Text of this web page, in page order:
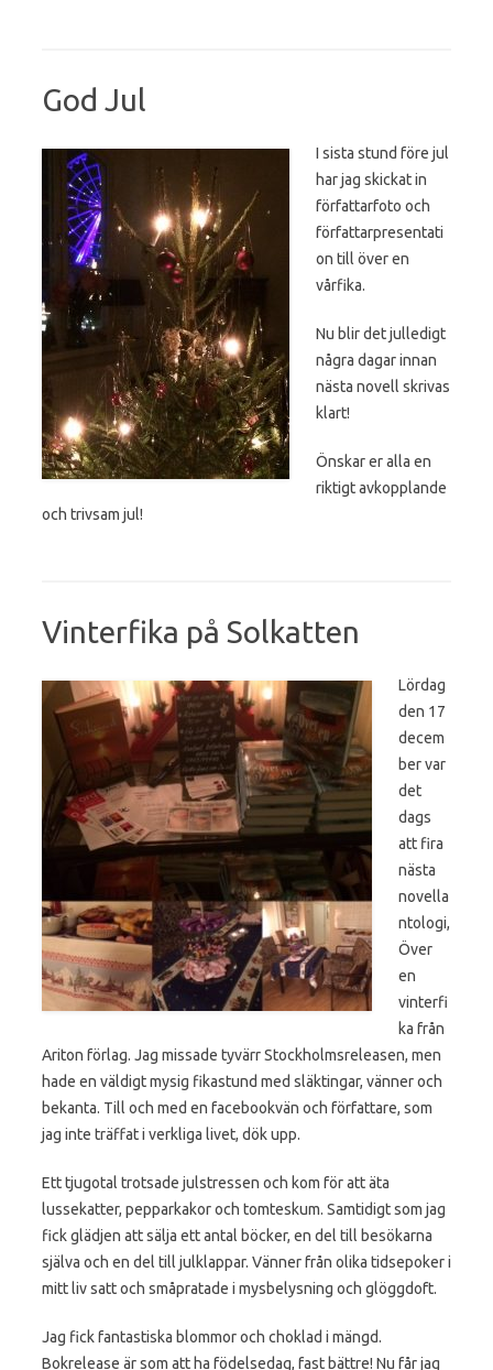
God Jul
I sista stund före jul
har jag skickat in
författarfoto och
författarpresentati
on till över en
vårfika.
Nu blir det julledigt
några dagar innan
nästa novell skrivas
klart!
Önskar er alla en
riktigt avkopplande
och trivsam jul!
Vinterfika på Solkatten
Lördag
den 17
decem
ber var
det
dags
att fira
nästa
novella
ntologi,
Över
en
vinterfi
ka från
Ariton förlag. Jag missade tyvärr Stockholmsreleasen, men
hade en väldigt mysig fikastund med släktingar, vänner och
bekanta. Till och med en facebookvän och författare, som
jag inte träffat i verkliga livet, dök upp.
Ett tjugotal trotsade julstressen och kom för att äta
lussekatter, pepparkakor och tomteskum. Samtidigt som jag
fick glädjen att sälja ett antal böcker, en del till besökarna
själva och en del till julklappar. Vänner från olika tidsepoker i
mitt liv satt och småpratade i mysbelysning och glöggdoft.
Jag fick fantastiska blommor och choklad i mängd.
Bokrelease är som att ha födelsedag, fast bättre! Nu får jag